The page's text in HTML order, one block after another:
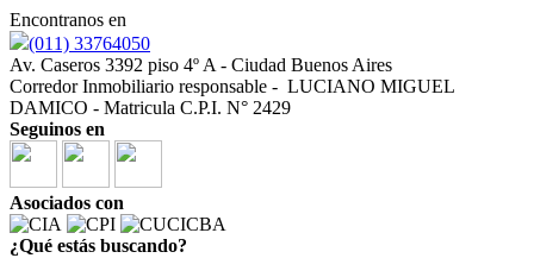
Encontranos en
(011) 33764050
Av. Caseros 3392 piso 4º A - Ciudad Buenos Aires
Corredor Inmobiliario responsable - LUCIANO MIGUEL
DAMICO - Matricula C.P.I. N° 2429
Seguinos en
Asociados con
¿Qué estás buscando?